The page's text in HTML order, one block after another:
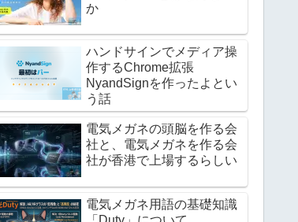
か
ハンドサインでメディア操
作するChrome拡張
NyandSignを作ったよとい
う話
電気メガネの頭脳を作る会
社と、電気メガネを作る会
社が香港で上場するらしい
電気メガネ用語の基礎知識